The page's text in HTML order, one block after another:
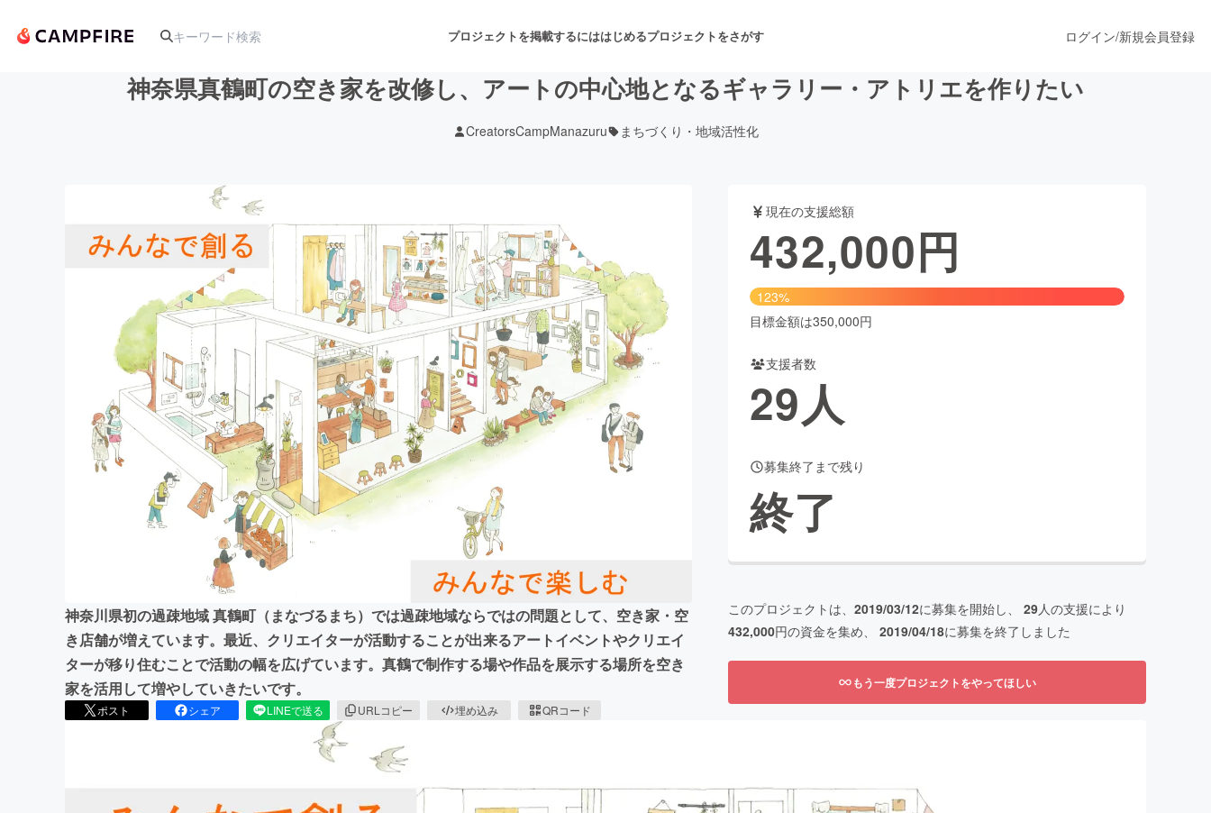
プロジェクトを掲載するにははじめるプロジェクトをさがす
アート・写真 音楽 舞台・パフォーマンス
テクノロジー・ガジェット ゲーム・サービス開発 ファッション
映像・映画 書籍・雑誌出版 アニメ・漫画
ビジネス・起業 チャレンジ ビューティー・ヘルスケア
まちづくり・地域活性化
CAMPFIRE for Social GoodCAMPFIRE Creation
CAMPFIREふるさと納税
ログイン/新規会員登録
神奈県真鶴町の空き家を改修し、アートの中心地となるギャラリー・アトリエを作りたい
CreatorsCampManazuru まちづくり・地域活性化
神奈川県初の過疎地域 真鶴町（まなづるまち）では過疎地域ならではの問題として、空き家・空
き店舗が増えています。最近、クリエイターが活動することが出来るアートイベントやクリエイ
ターが移り住むことで活動の幅を広げています。真鶴で制作する場や作品を展示する場所を空き
家を活用して増やしていきたいです。
ポスト シェア LINEで送る URLコピー 埋め込み QRコード
現在の支援総額
432,000円
123%
目標金額は350,000円
支援者数
29人
募集終了まで残り
終了
このプロジェクトは、 2019/03/12に募集を開始し、 29人の支援により
432,000円の資金を集め、 2019/04/18に募集を終了しました
もう一度プロジェクトをやってほしい